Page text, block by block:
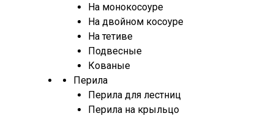
На монокосоуре
На двойном косоуре
На тетиве
Подвесные
Кованые
Перила
Перила для лестниц
Перила на крыльцо